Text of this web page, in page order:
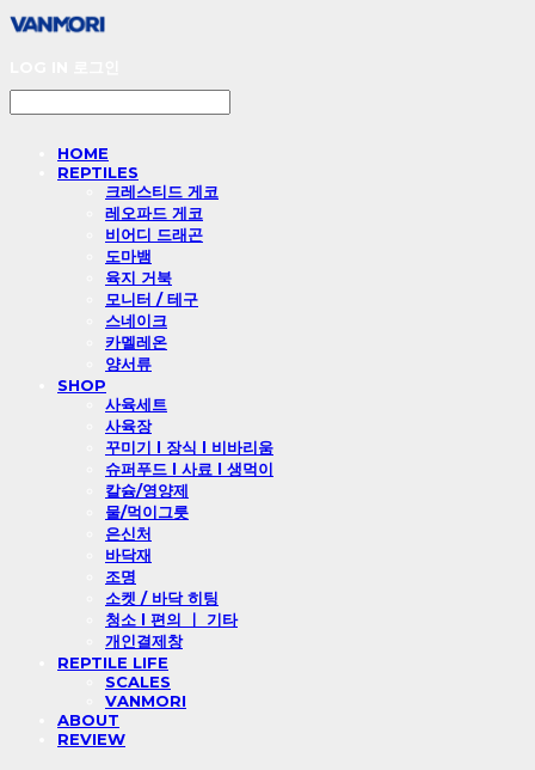
HOME
REPTILES
크레스티드 게코
레오파드 게코
비어디 드래곤
도마뱀
육지 거북
모니터 / 테구
스네이크
카멜레온
양서류
SHOP
사육세트
사육장
꾸미기 l 장식 l 비바리움
슈퍼푸드 l 사료 l 생먹이
칼슘/영양제
물/먹이그릇
은신처
바닥재
조명
소켓 / 바닥 히팅
청소 l 편의 ㅣ 기타
개인결제창
REPTILE LIFE
SCALES
VANMORI
ABOUT
REVIEW